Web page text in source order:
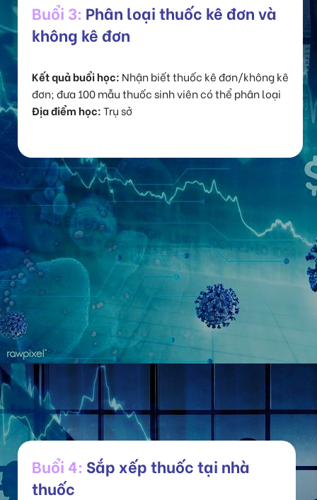
Buổi 3: Phân loại thuốc kê đơn và
không kê đơn
Kết quả buổi học: Nhận biết thuốc kê đơn/không kê
đơn; đưa 100 mẫu thuốc sinh viên có thể phân loại
Địa điểm học:Trụ sở
Buổi 4: Sắp xếp thuốc tại nhà
thuốc